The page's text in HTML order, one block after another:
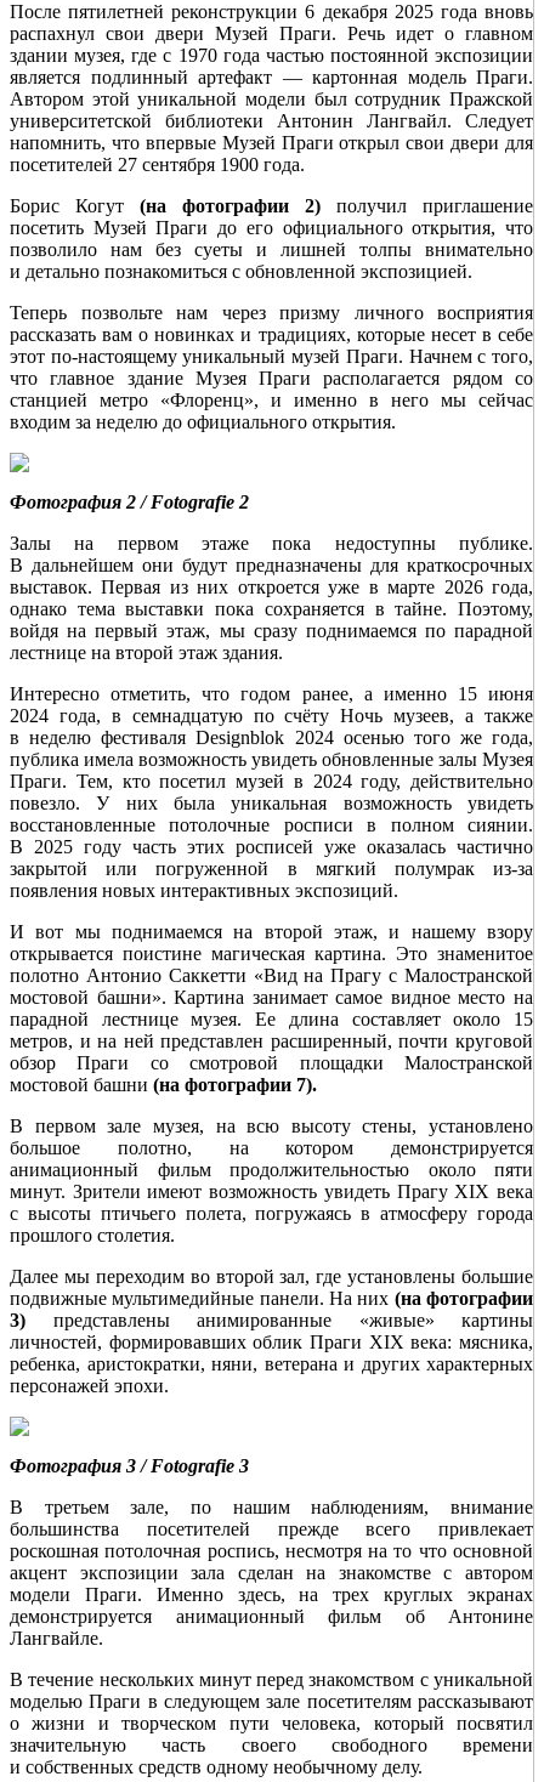
После пятилетней реконструкции 6 декабря 2025 года вновь
распахнул свои двери Музей Праги. Речь идет о главном
здании музея, где с 1970 года частью постоянной экспозиции
является подлинный артефакт — картонная модель Праги.
Автором этой уникальной модели был сотрудник Пражской
университетской библиотеки Антонин Лангвайл. Следует
напомнить, что впервые Музей Праги открыл свои двери для
посетителей 27 сентября 1900 года.
Борис Когут (на фотографии 2) получил приглашение
посетить Музей Праги до его официального открытия, что
позволило нам без суеты и лишней толпы внимательно
и детально познакомиться с обновленной экспозицией.
Теперь позвольте нам через призму личного восприятия
рассказать вам о новинках и традициях, которые несет в себе
этот по-настоящему уникальный музей Праги. Начнем с того,
что главное здание Музея Праги располагается рядом со
станцией метро «Флоренц», и именно в него мы сейчас
входим за неделю до официального открытия.
Фотография 2 / Fotografie 2
Залы на первом этаже пока недоступны публике.
В дальнейшем они будут предназначены для краткосрочных
выставок. Первая из них откроется уже в марте 2026 года,
однако тема выставки пока сохраняется в тайне. Поэтому,
вой­дя на первый этаж, мы сразу поднимаемся по парадной
лестнице на второй этаж здания.
Интересно отметить, что годом ранее, а именно 15 июня
2024 года, в семнадцатую по счёту Ночь музеев, а также
в неделю фестиваля Designblok 2024 осенью того же года,
публика имела возможность увидеть обновленные залы Музея
Праги. Тем, кто посетил музей в 2024 году, действительно
повезло. У них была уникальная возможность увидеть
восстановленные потолочные росписи в полном сиянии.
В 2025 году часть этих росписей уже оказалась частично
закрытой или погруженной в мягкий полумрак из-за
появления новых интерактивных экспозиций.
И вот мы поднимаемся на второй этаж, и нашему взору
открывается поистине магическая картина. Это знаменитое
полотно Антонио Саккетти «Вид на Прагу с Малостранской
мостовой башни». Картина занимает самое видное место на
парадной лестнице музея. Ее длина составляет около 15
метров, и на ней представлен расширенный, почти круговой
обзор Праги со смотровой площадки Малостранской
мостовой башни (на фотографии 7).
В первом зале музея, на всю высоту стены, установлено
большое полотно, на котором демонстрируется
анимационный фильм продолжительностью около пяти
минут. Зрители имеют возможность увидеть Прагу XIX века
с высоты птичьего полета, погружаясь в атмосферу города
прошлого столетия.
Далее мы переходим во второй зал, где установлены большие
подвижные мультимедийные панели. На них (на фотографии
3) представлены анимированные «живые» картины
личностей, формировавших облик Праги XIX века: мясника,
ребенка, аристократки, няни, ветерана и других характерных
персонажей эпохи.
Фотография 3 / Fotografie 3
В третьем зале, по нашим наблюдениям, внимание
большинства посетителей прежде всего привлекает
роскошная потолочная роспись, несмотря на то что основной
акцент экспозиции зала сделан на знакомстве с автором
модели Праги. Именно здесь, на трех круглых экранах
демонстрируется анимационный фильм об Антонине
Лангвайле.
В течение нескольких минут перед знакомством с уникальной
моделью Праги в следующем зале посетителям рассказывают
о жизни и творческом пути человека, который посвятил
значительную часть своего свободного времени
и собственных средств одному необычному делу.